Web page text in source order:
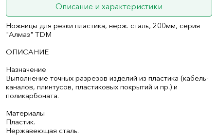
Описание и характеристики
Ножницы для резки пластика, нерж. сталь, 200мм, серия
"Алмаз" TDM
ОПИСАНИЕ
Назначение
Выполнение точных разрезов изделий из пластика (кабель-
каналов, плинтусов, пластиковых покрытий и пр.) и
поликарбоната.
Материалы
Пластик.
Нержавеющая сталь.